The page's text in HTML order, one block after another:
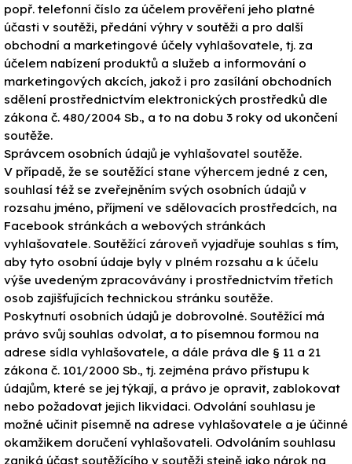
popř. telefonní číslo za účelem prověření jeho platné
účasti v soutěži, předání výhry v soutěži a pro další
obchodní a marketingové účely vyhlašovatele, tj. za
účelem nabízení produktů a služeb a informování o
marketingových akcích, jakož i pro zasílání obchodních
sdělení prostřednictvím elektronických prostředků dle
zákona č. 480/2004 Sb., a to na dobu 3 roky od ukončení
soutěže.
Správcem osobních údajů je vyhlašovatel soutěže.
V případě, že se soutěžící stane výhercem jedné z cen,
souhlasí též se zveřejněním svých osobních údajů v
rozsahu jméno, příjmení ve sdělovacích prostředcích, na
Facebook stránkách a webových stránkách
vyhlašovatele. Soutěžící zároveň vyjadřuje souhlas s tím,
aby tyto osobní údaje byly v plném rozsahu a k účelu
výše uvedeným zpracovávány i prostřednictvím třetích
osob zajišťujících technickou stránku soutěže.
Poskytnutí osobních údajů je dobrovolné. Soutěžící má
právo svůj souhlas odvolat, a to písemnou formou na
adrese sídla vyhlašovatele, a dále práva dle § 11 a 21
zákona č. 101/2000 Sb., tj. zejména právo přístupu k
údajům, které se jej týkají, a právo je opravit, zablokovat
nebo požadovat jejich likvidaci. Odvolání souhlasu je
možné učinit písemně na adrese vyhlašovatele a je účinné
okamžikem doručení vyhlašovateli. Odvoláním souhlasu
zaniká účast soutěžícího v soutěži stejně jako nárok na